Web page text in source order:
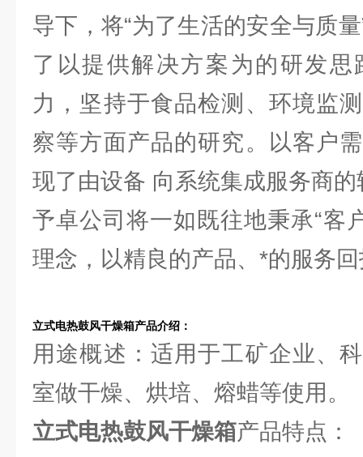
导下，将“为了生活的安全与质
了以提供解决方案为的研发
力，坚持于食品检测、环境监
察等方面产品的研究。以客户
现了由设备 向系统集成服务商的
予卓公司将一如既往地秉承“客
理念，以精良的产品、*的服务
立式电热鼓风干燥箱产品介绍：
用途概述：适用于工矿企业、
室做干燥、烘培、熔蜡等使用。
立式电热鼓风干燥箱产品特点：